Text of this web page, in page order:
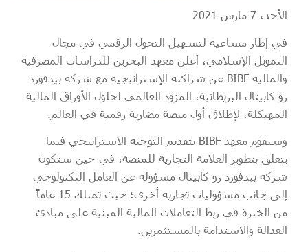
الأحد، 7 مارس 2021
في إطار مساعيه لتسهيل التحول الرقمي في مجال
التمويل الإسلامي، أعلن معهد البحرين للدراسات المصرفية
والمالية BIBF عن شراكته الإستراتيجية مع شركة بيدفورد
رو كابيتال البريطانية، المزود العالمي لحلول الأوراق المالية
المهيكلة، لإطلاق أول منصة مضاربة رقمية في العالم.
وسيقوم معهد BIBF بتقديم التوجيه الاستراتيجي فيما
يتعلق بتطوير العلامة التجارية للمنصة، في حين ستكون
شركة بيدفورد رو كابيتال مسؤولة عن العامل التكنولوجي
إلى جانب مسؤوليات تجارية أخرى؛ حيث تمتلك 15 عاماً
من الخبرة في ربط التعاملات المالية المبنية على مبادئ
العدالة والاستدامة بالمستثمرين.